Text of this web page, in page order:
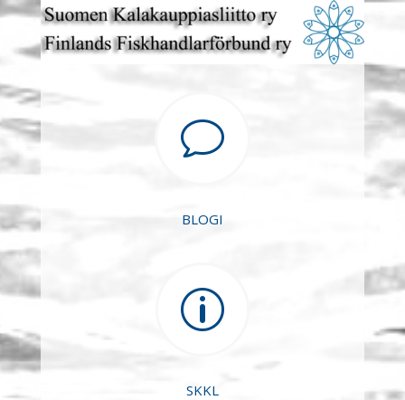
v
BLOGI
p
SKKL